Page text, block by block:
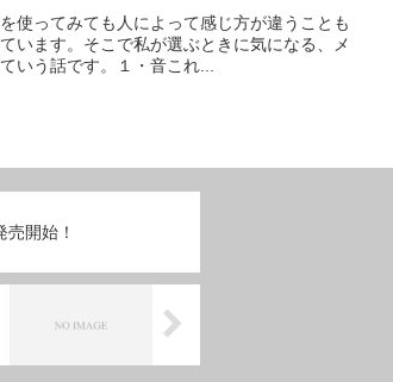
使ってみても人によって感じ方が違うことも
います。そこで私が選ぶときに気になる、メ
いう話です。１・音これ...
売開始！